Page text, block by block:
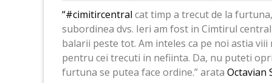
“#cimitircentral cat timp a trecut de la
subordinea dvs. Ieri am fost in Cimtirul
balarii peste tot. Am inteles ca pe noi astia
pentru cei trecuti in nefiinta. Da, nu puteti
furtuna se putea face ordine.” arata Octavian